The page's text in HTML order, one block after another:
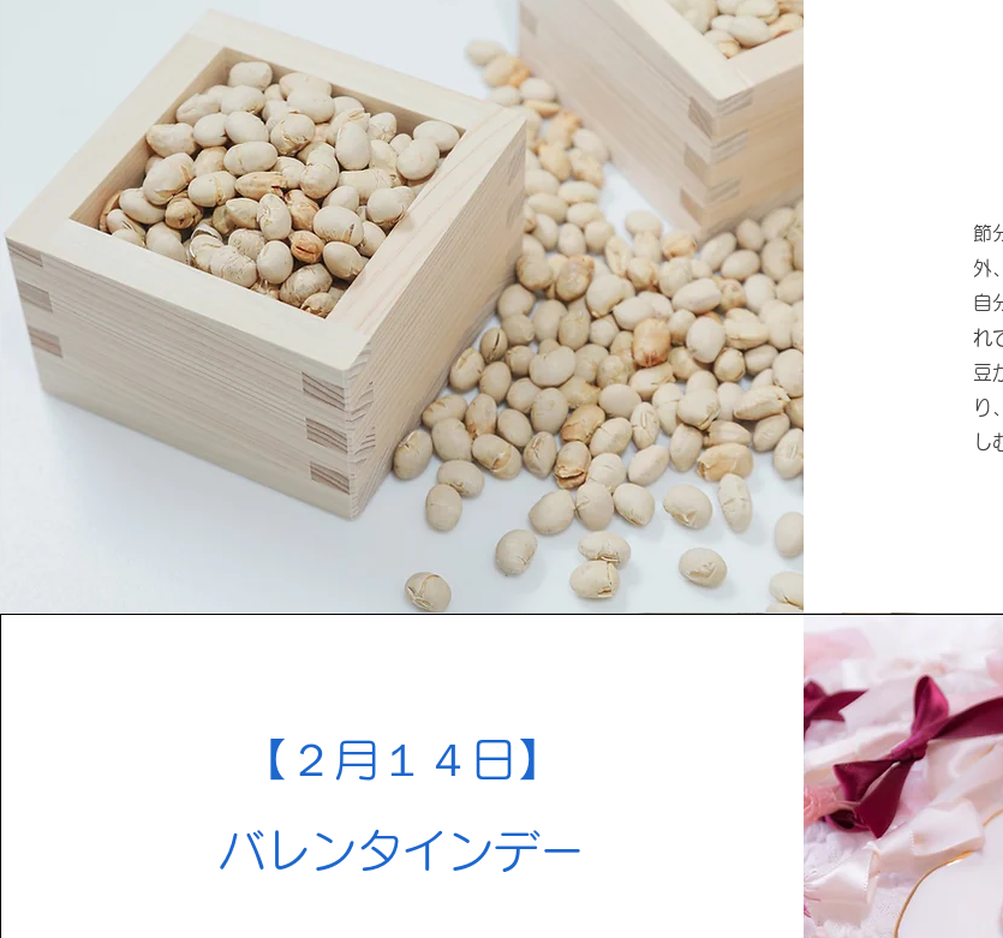
節
外
自
れ
豆
り
し
【２月１４日】
​バレンタインデー